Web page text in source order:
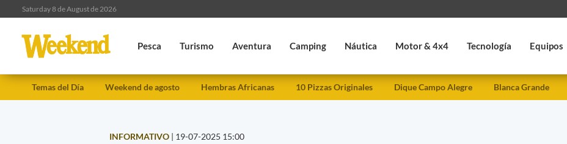
Saturday 8 de August de 2026
Pesca Turismo Aventura Camping Náutica Motor & 4x4 Tecnología Equipos
Temas del Día Weekend de agosto Hembras Africanas 10 Pizzas Originales Dique Campo Alegre Blanca Grande
INFORMATIVO | 19-07-2025 15:00